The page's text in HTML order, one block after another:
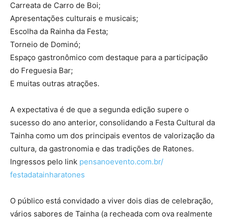
Carreata de Carro de Boi;
Apresentações culturais e musicais;
Escolha da Rainha da Festa;
Torneio de Dominó;
Espaço gastronômico com destaque para a participação
do Freguesia Bar;
E muitas outras atrações.
A expectativa é de que a segunda edição supere o
sucesso do ano anterior, consolidando a Festa Cultural da
Tainha como um dos principais eventos de valorização da
cultura, da gastronomia e das tradições de Ratones.
Ingressos pelo link pensanoevento.com.br/
festadatainharatones
O público está convidado a viver dois dias de celebração,
vários sabores de Tainha (a recheada com ova realmente